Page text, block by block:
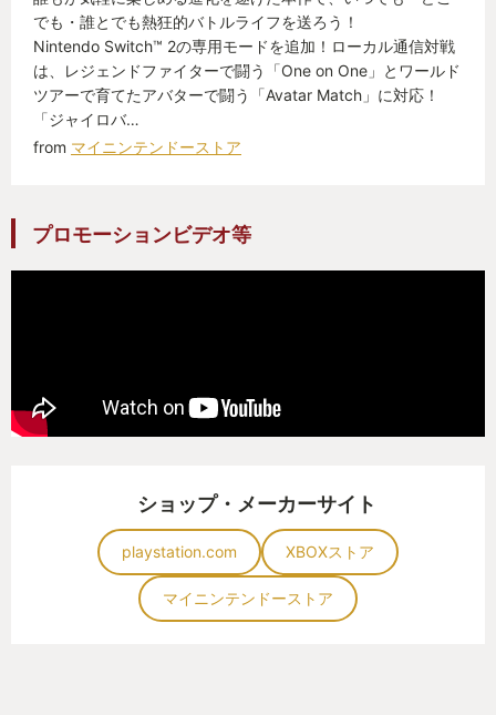
でも・誰とでも熱狂的バトルライフを送ろう！
Nintendo Switch™ 2の専用モードを追加！ローカル通信対戦
は、レジェンドファイターで闘う「One on One」とワールド
ツアーで育てたアバターで闘う「Avatar Match」に対応！
「ジャイロバ…
from マイニンテンドーストア
プロモーションビデオ等
ショップ・メーカーサイト
playstation.com XBOXストア
マイニンテンドーストア